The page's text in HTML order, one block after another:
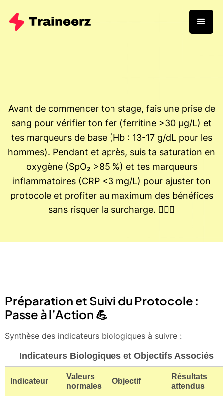
Avant de commencer ton stage, fais une prise de
sang pour vérifier ton fer (ferritine >30 μg/L) et
tes marqueurs de base (Hb : 13-17 g/dL pour les
hommes). Pendant et après, suis ta saturation en
oxygène (SpO₂ >85 %) et tes marqueurs
inflammatoires (CRP <3 mg/L) pour ajuster ton
protocole et profiter au maximum des bénéfices
sans risquer la surcharge. 🚴‍♂️⛰️
Préparation et Suivi du Protocole :
Passe à l’Action 💪
Synthèse des indicateurs biologiques à suivre :
Indicateurs Biologiques et Objectifs Associés
Indicateur
Valeurs
normales
Objectif
Résultats
attendus